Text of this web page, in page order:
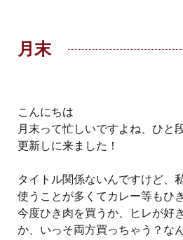
月末
こんにちは
月末って忙しいですよね、ひと
更新しに来ました！
タイトル関係ないんですけど、
使うことが多くてカレー等もひ
今度ひき肉を買うか、ヒレが好
か、いっそ両方買っちゃう？な